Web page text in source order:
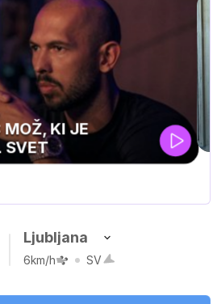
pustolovski
Ljubljana
6km/h SV